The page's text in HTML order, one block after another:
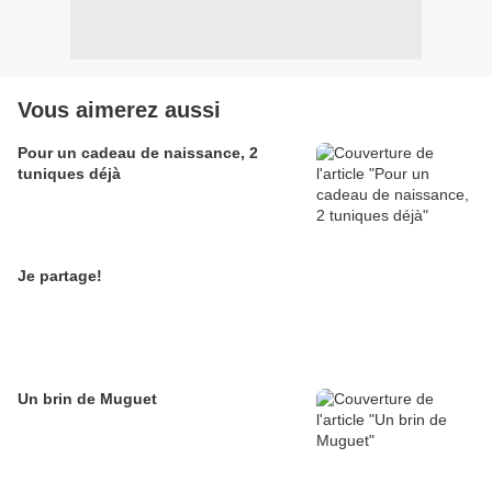
Vous aimerez aussi
Pour un cadeau de naissance, 2
tuniques déjà
Je partage!
Un brin de Muguet